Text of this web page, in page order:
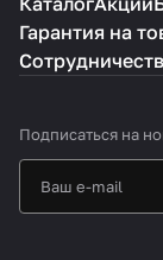
Гарантия на
Подписаться на